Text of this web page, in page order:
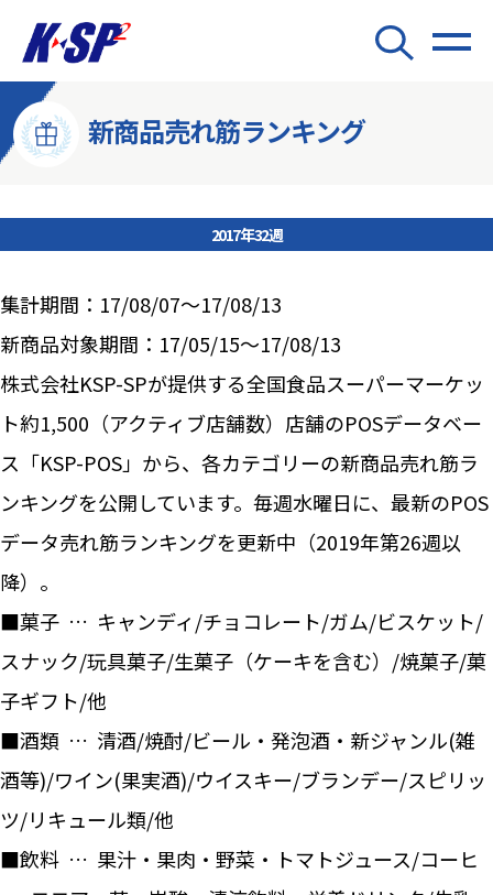
新商品売れ筋ランキング
2017年32週
集計期間：17/08/07～17/08/13
新商品対象期間：17/05/15～17/08/13
株式会社KSP-SPが提供する全国食品スーパーマーケッ
ト約1,500（アクティブ店舗数）店舗のPOSデータベー
ス「KSP-POS」から、各カテゴリーの新商品売れ筋ラ
ンキングを公開しています。毎週水曜日に、最新のPOS
データ売れ筋ランキングを更新中（2019年第26週以
降）。
■菓子 … キャンディ/チョコレート/ガム/ビスケット/
スナック/玩具菓子/生菓子（ケーキを含む）/焼菓子/菓
子ギフト/他
■酒類 … 清酒/焼酎/ビール・発泡酒・新ジャンル(雑
酒等)/ワイン(果実酒)/ウイスキー/ブランデー/スピリッ
ツ/リキュール類/他
■飲料 … 果汁・果肉・野菜・トマトジュース/コーヒ